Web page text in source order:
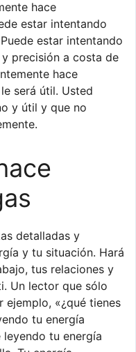
hace
estar intentando
estar intentando
precisión a costa de
hace
será útil. Usted
y útil y que no
detalladas y
y tu situación. Hará
tus relaciones y
Un lector que sólo
ejemplo, «¿qué tienes
tu energía
tu energía